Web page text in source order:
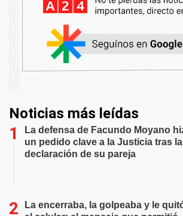
Noticias más leídas
La defensa de Facundo Moyano
un pedido clave a la Justicia tras la
declaración de su pareja
La encerraba, la golpeaba y le